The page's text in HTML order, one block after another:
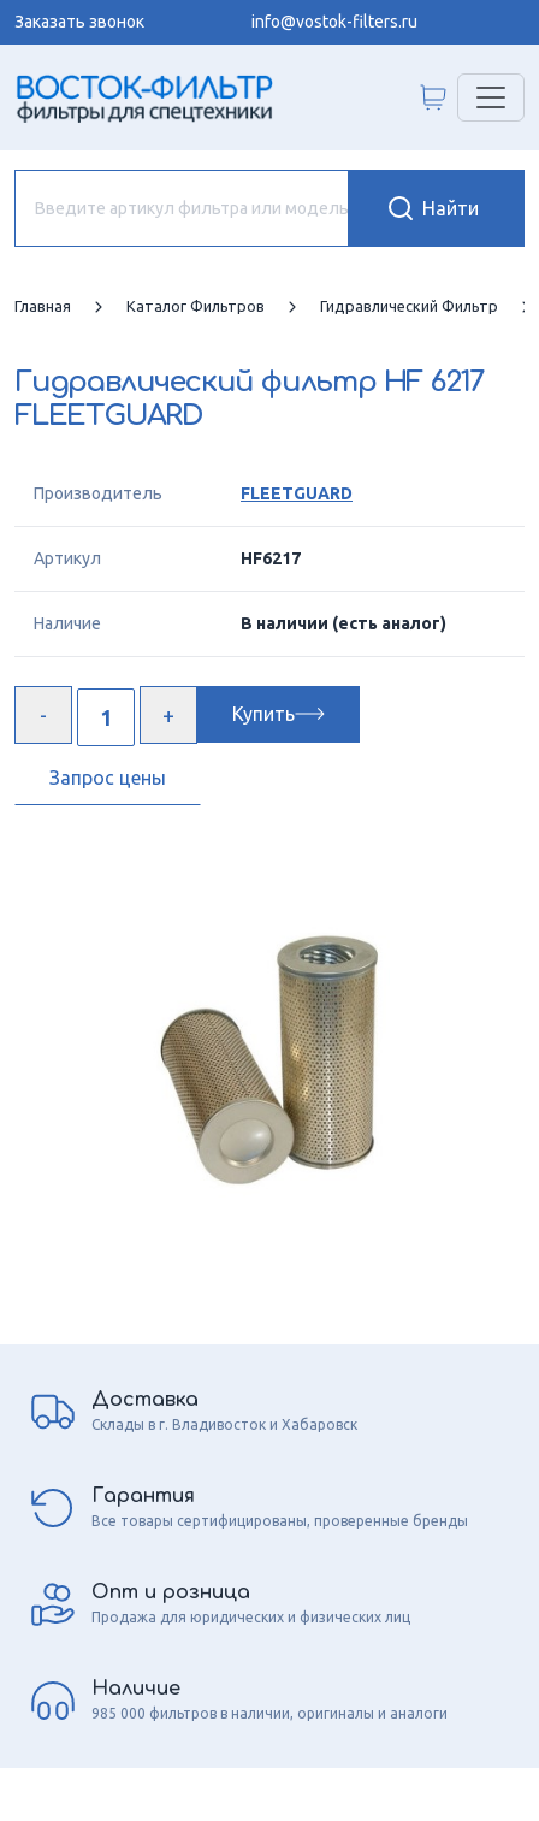
Заказать звонок info@vostok-filters.ru
Главная Каталог Фильтров Гидравлический Фильтр
Гидравлический фильтр HF 6217
FLEETGUARD
Производитель FLEETGUARD
Артикул HF6217
Наличие В наличии (есть аналог)
Купить
Запрос цены
Доставка
Склады в г. Владивосток и Хабаровск
Гарантия
Все товары сертифицированы, проверенные бренды
Опт и розница
Продажа для юридических и физических лиц
Наличие
985 000 фильтров в наличии, оригиналы и аналоги